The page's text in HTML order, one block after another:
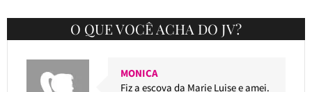
O QUE VOCÊ ACHA DO JV?
MONICA
Fiz a escova da Marie Luise e amei.